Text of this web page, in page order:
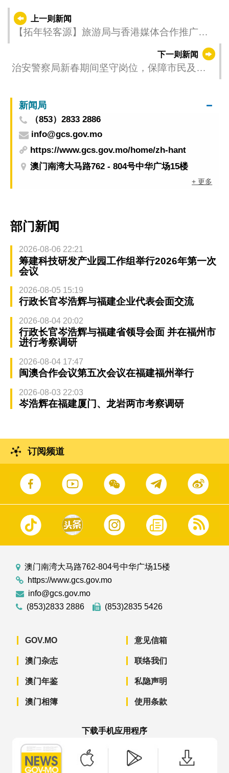
上一则新闻
【拓年轻客源】旅游局与香港媒体合作推广澳
门 组织香港中学生游学团访澳 促“旅游+学习”
下一则新闻
治安警察局新春期间坚守岗位，保障市民及旅
新闻局
（853）2833 2886
info@gcs.gov.mo
https://www.gcs.gov.mo/home/zh-hant
澳门南湾大马路762 - 804号中华广场15楼
+ 更多
部门新闻
2026-08-06 22:21
筹建科技研发产业园工作组举行2026年第一次
会议
2026-08-05 15:19
行政长官岑浩辉与福建企业代表会面交流
2026-08-04 20:02
行政长官岑浩辉与福建省领导会面 并在福州市
进行考察调研
2026-08-04 17:47
闽澳合作会议第五次会议在福建福州举行
2026-08-03 22:03
岑浩辉在福建厦门、龙岩两市考察调研
订阅频道
澳门南湾大马路762-804号中华广场15楼
https://www.gcs.gov.mo
info@gcs.gov.mo
(853)2833 2886
(853)2835 5426
GOV.MO
澳门杂志
澳门年鉴
澳门相簿
意见信箱
联络我们
私隐声明
使用条款
下载手机应用程序